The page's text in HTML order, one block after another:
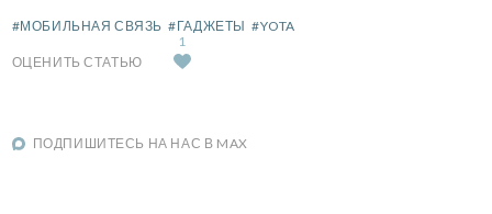
#МОБИЛЬНАЯ СВЯЗЬ #ГАДЖЕТЫ #YOTA
ОЦЕНИТЬ СТАТЬЮ
1
ПОДПИШИТЕСЬ НА НАС В MAX